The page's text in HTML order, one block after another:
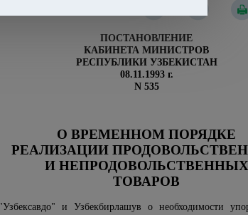
ПОСТАНОВЛЕНИЕ
КАБИНЕТА МИНИСТРОВ
РЕСПУБЛИКИ УЗБЕКИСТАН
08.11.1993 г.
N 535
О ВРЕМЕННОМ ПОРЯДКЕ
РЕАЛИЗАЦИИ
И НЕПРОДОВОЛЬСТВЕННЫХ
ТОВАРОВ
и Узбекбирлашув о необходимости